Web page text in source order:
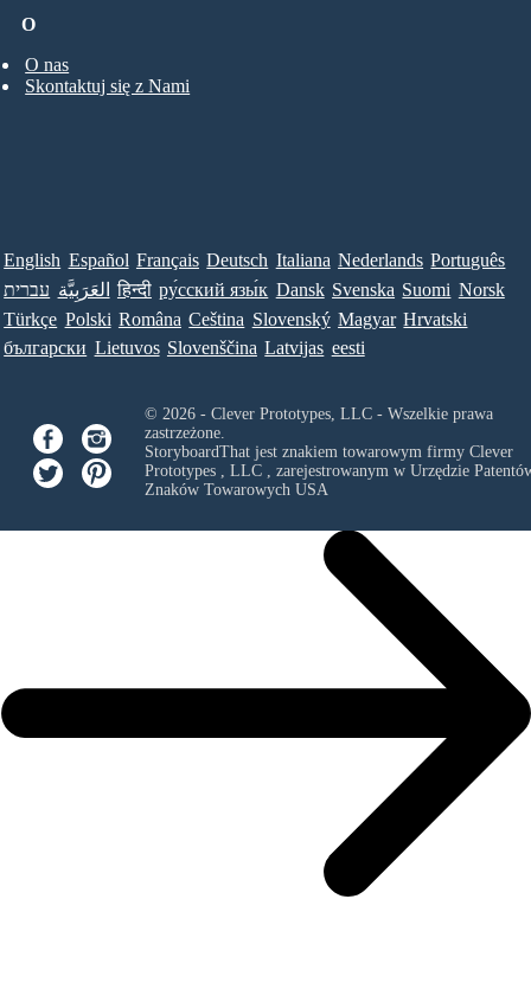
O
O nas
Skontaktuj się z Nami
English Español Français Deutsch Italiana Nederlands Português
עברית العَرَبِيَّة हिन्दी ру́сский язы́к Dansk Svenska Suomi Norsk
Türkçe Polski Româna Ceština Slovenský Magyar Hrvatski
български Lietuvos Slovenščina Latvijas eesti
© 2026 - Clever Prototypes, LLC - Wszelkie prawa
zastrzeżone.
StoryboardThat jest znakiem towarowym firmy Clever
Prototypes , LLC, zarejestrowanym w Urzędzie
Znaków Towarowych USA